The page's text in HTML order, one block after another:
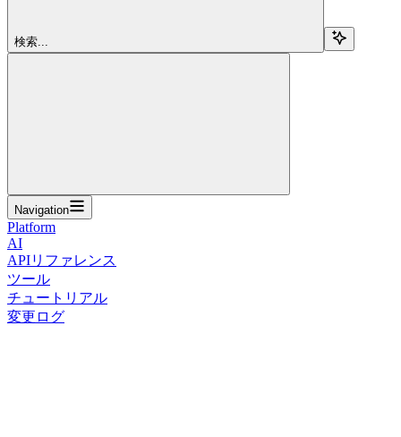
検索...
Navigation
Platform
AI
APIリファレンス
ツール
チュートリアル
変更ログ